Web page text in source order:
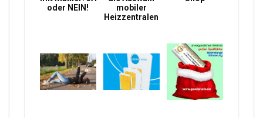
oder NEIN!
mobiler
Heizzentralen